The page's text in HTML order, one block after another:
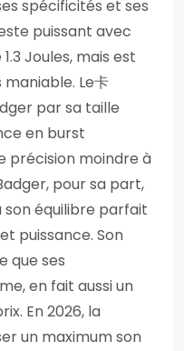
spécificités et ses
puissant avec
Joules, mais est
Le卡
par sa taille
en burst
précision moindre à
pour sa part,
équilibre parfait
puissance. Son
que ses
en fait aussi un
En 2026, la
un maximum son